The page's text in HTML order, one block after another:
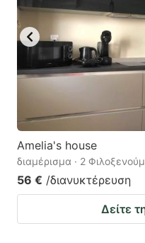
Amelia's house
διαμέρισμα · 2
56 € /διανυκτέρευση
Δείτε